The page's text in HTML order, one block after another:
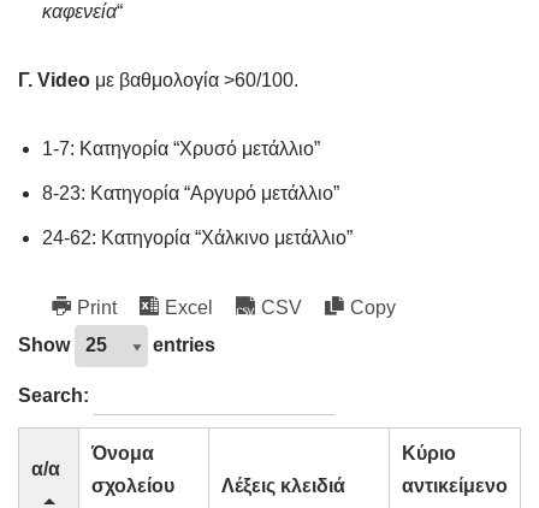
καφενεία“
Γ. Video με βαθμολογία >60/100.
1-7: Κατηγορία “Χρυσό μετάλλιο”
8-23: Κατηγορία “Αργυρό μετάλλιο”
24-62: Κατηγορία “Χάλκινο μετάλλιο”
Print Excel CSV
Copy
Show
entries
Search:
α/α
Όνομα
σχολείου
Λέξεις κλειδιά
Κύριο
αντικείμενο